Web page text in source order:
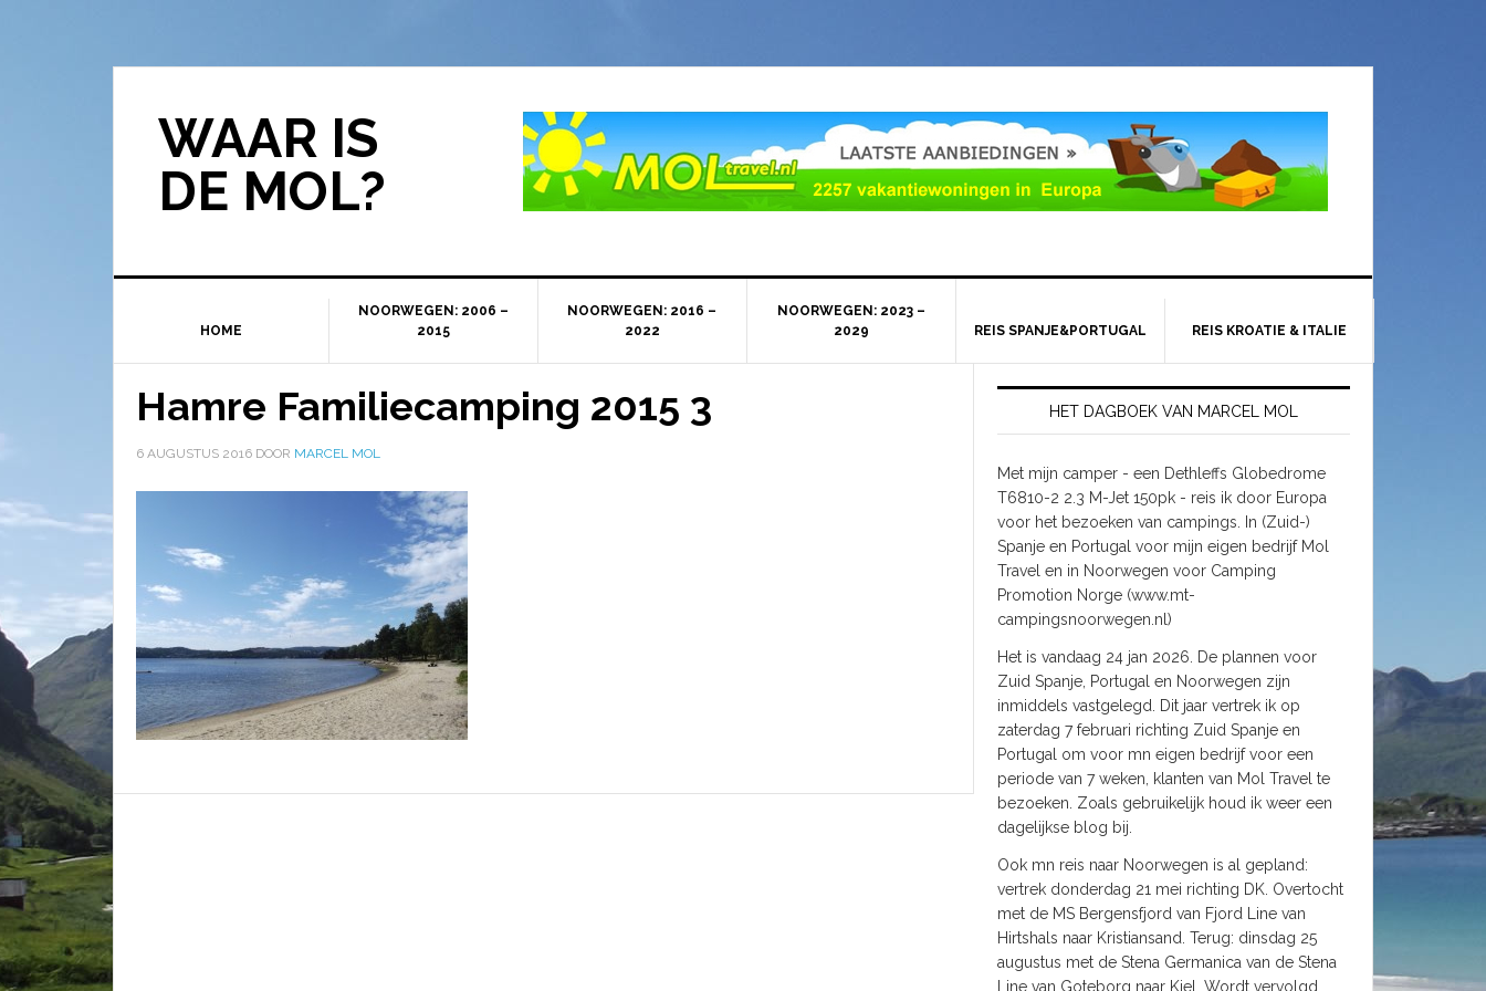
WAAR IS
DE MOL?
HOME
NOORWEGEN: 2006 –
2015
NOORWEGEN: 2016 –
2022
NOORWEGEN: 2023 –
2029
REIS SPANJE&PORTUGAL REIS KROATIE & ITALIE
Hamre Familiecamping 2015 3
6 AUGUSTUS 2016 DOOR MARCEL MOL
HET DAGBOEK VAN MARCEL MOL
Met mijn camper - een Dethleffs Globedrome
T6810-2 2.3 M-Jet 150pk - reis ik door Europa
voor het bezoeken van campings. In (Zuid-)
Spanje en Portugal voor mijn eigen bedrijf Mol
Travel en in Noorwegen voor Camping
Promotion Norge (www.mt-
campingsnoorwegen.nl)
Het is vandaag 24 jan 2026. De plannen voor
Zuid Spanje, Portugal en Noorwegen zijn
inmiddels vastgelegd. Dit jaar vertrek ik op
zaterdag 7 februari richting Zuid Spanje en
Portugal om voor mn eigen bedrijf voor een
periode van 7 weken, klanten van Mol Travel te
bezoeken. Zoals gebruikelijk houd ik weer een
dagelijkse blog bij.
Ook mn reis naar Noorwegen is al gepland:
vertrek donderdag 21 mei richting DK. Overtocht
met de MS Bergensfjord van Fjord Line van
Hirtshals naar Kristiansand. Terug: dinsdag 25
augustus met de Stena Germanica van de Stena
Line van Goteborg naar Kiel. Wordt vervolgd.